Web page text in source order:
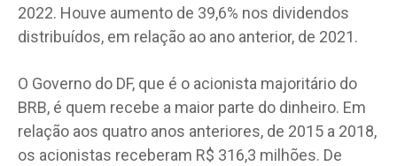
2022. Houve aumento de 39,6% nos dividendos
distribuídos, em relação ao ano anterior, de 2021.
O Governo do DF, que é o acionista majoritário do
BRB, é quem recebe a maior parte do dinheiro. Em
relação aos quatro anos anteriores, de 2015 a 2018,
os acionistas receberam R$ 316,3 milhões. De